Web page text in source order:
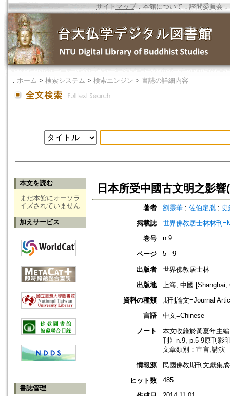
サイトマップ．本館について ． 諮問委員会 ．
． ホーム > 検索システム > 検索エンジン > 書誌の詳細内容
本文を読む
まだ本館にオーソラ
イズされていません
加えサービス
書誌管理
日本所受中國古文明之影響
著者 劉靈華 ; 佐伯定胤 ; 史
掲載誌
世界佛教居士林林刊
巻号
n.9
ページ 5 - 9
出版者
世界佛教居士林
出版地
上海, 中國 [Shanghai,
資料の種類
期刊論文=Journal
言語
中文=Chinese
ノート
本文收錄於黃夏年主
刊》n.9, p.5-9原刊影
文章類別：宣言,講演
情報源
民國佛教期刊文獻集
ヒット数
485